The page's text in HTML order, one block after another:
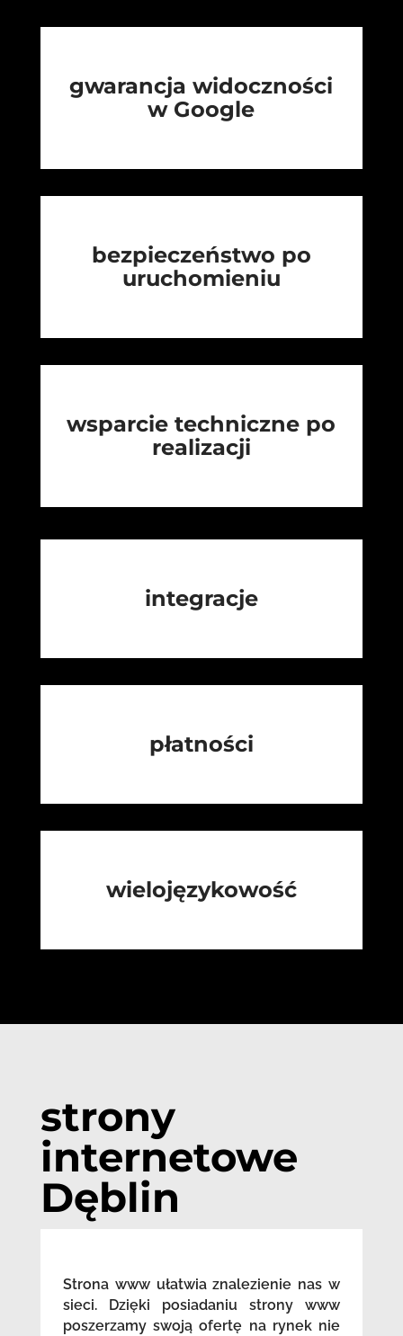
gwarancja widoczności
w Google
bezpieczeństwo po
uruchomieniu
wsparcie techniczne po
realizacji
integracje
płatności
wielojęzykowość
strony
internetowe
Dęblin
Strona www ułatwia znalezienie nas w
sieci. Dzięki posiadaniu strony www
poszerzamy swoją ofertę na rynek nie